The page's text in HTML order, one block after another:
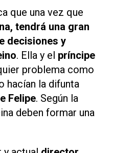
que una vez que
tendrá una gran
decisiones y
. Ella y el príncipe
problema como
hacían la difunta
Felipe. Según la
deben formar una